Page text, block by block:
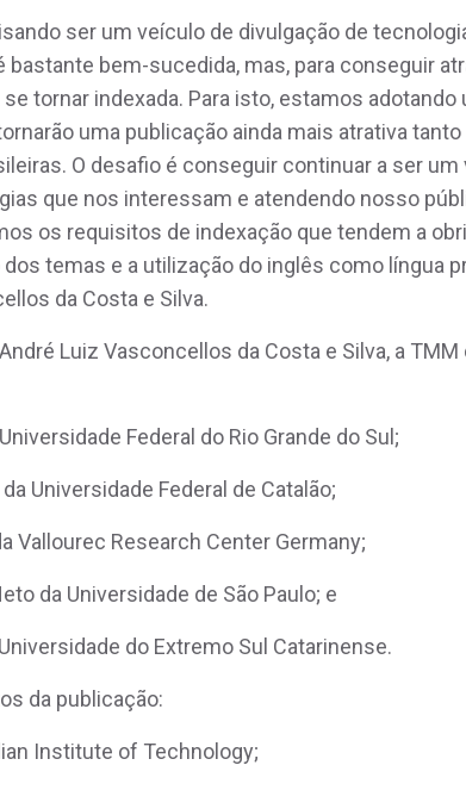
ser um veículo de divulgação de
bastante bem-sucedida, mas, para conseguir
tornar indexada. Para isto, estamos
uma publicação ainda mais atrativa
O desafio é conseguir continuar a ser
que nos interessam e atendendo nosso
os requisitos de indexação que tendem a
temas e a utilização do inglês como língua
da Costa e Silva.
Luiz Vasconcellos da Costa e Silva, a
Federal do Rio Grande do Sul;
Universidade Federal de Catalão;
Vallourec Research Center Germany;
da Universidade de São Paulo; e
do Extremo Sul Catarinense.
da publicação:
Institute of Technology;